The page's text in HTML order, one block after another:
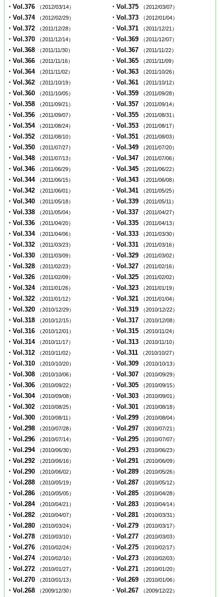
・Vol.376 （2012/03/14） ・Vol.375 （2012/03/07）
・Vol.374 （2012/02/29） ・Vol.373 （2012/01/04）
・Vol.372 （2011/12/28） ・Vol.371 （2011/12/21）
・Vol.370 （2011/12/14） ・Vol.369 （2011/12/07）
・Vol.368 （2011/11/30） ・Vol.367 （2011/11/22）
・Vol.366 （2011/11/16） ・Vol.365 （2011/11/09）
・Vol.364 （2011/11/02） ・Vol.363 （2011/10/26）
・Vol.362 （2011/10/19） ・Vol.361 （2011/10/12）
・Vol.360 （2011/10/05） ・Vol.359 （2011/09/28）
・Vol.358 （2011/09/21） ・Vol.357 （2011/09/14）
・Vol.356 （2011/09/07） ・Vol.355 （2011/08/31）
・Vol.354 （2011/08/24） ・Vol.353 （2011/08/17）
・Vol.352 （2011/08/10） ・Vol.351 （2011/08/03）
・Vol.350 （2011/07/27） ・Vol.349 （2011/07/20）
・Vol.348 （2011/07/13） ・Vol.347 （2011/07/06）
・Vol.346 （2011/06/29） ・Vol.345 （2011/06/22）
・Vol.344 （2011/06/15） ・Vol.343 （2011/06/08）
・Vol.342 （2011/06/01） ・Vol.341 （2011/05/25）
・Vol.340 （2011/05/18） ・Vol.339 （2011/05/11）
・Vol.338 （2011/05/04） ・Vol.337 （2011/04/27）
・Vol.336 （2011/04/20） ・Vol.335 （2011/04/13）
・Vol.334 （2011/04/06） ・Vol.333 （2011/03/30）
・Vol.332 （2011/03/23） ・Vol.331 （2011/03/16）
・Vol.330 （2011/03/09） ・Vol.329 （2011/03/02）
・Vol.328 （2011/02/23） ・Vol.327 （2011/02/16）
・Vol.326 （2011/02/09） ・Vol.325 （2011/02/02）
・Vol.324 （2011/01/26） ・Vol.323 （2011/01/19）
・Vol.322 （2011/01/12） ・Vol.321 （2011/01/04）
・Vol.320 （2010/12/29） ・Vol.319 （2010/12/22）
・Vol.318 （2010/12/15） ・Vol.317 （2010/12/08）
・Vol.316 （2010/12/01） ・Vol.315 （2010/11/24）
・Vol.314 （2010/11/17） ・Vol.313 （2010/11/10）
・Vol.312 （2010/11/02） ・Vol.311 （2010/10/27）
・Vol.310 （2010/10/20） ・Vol.309 （2010/10/13）
・Vol.308 （2010/10/06） ・Vol.307 （2010/09/29）
・Vol.306 （2010/09/22） ・Vol.305 （2010/09/15）
・Vol.304 （2010/09/08） ・Vol.303 （2010/09/01）
・Vol.302 （2010/08/25） ・Vol.301 （2010/08/18）
・Vol.300 （2010/08/11） ・Vol.299 （2010/08/04）
・Vol.298 （2010/07/28） ・Vol.297 （2010/07/21）
・Vol.296 （2010/07/14） ・Vol.295 （2010/07/07）
・Vol.294 （2010/06/30） ・Vol.293 （2010/06/23）
・Vol.292 （2010/06/16） ・Vol.291 （2010/06/09）
・Vol.290 （2010/06/02） ・Vol.289 （2010/05/26）
・Vol.288 （2010/05/19） ・Vol.287 （2010/05/12）
・Vol.286 （2010/05/05） ・Vol.285 （2010/04/28）
・Vol.284 （2010/04/21） ・Vol.283 （2010/04/14）
・Vol.282 （2010/04/07） ・Vol.281 （2010/03/31）
・Vol.280 （2010/03/24） ・Vol.279 （2010/03/17）
・Vol.278 （2010/03/10） ・Vol.277 （2010/03/03）
・Vol.276 （2010/02/24） ・Vol.275 （2010/02/17）
・Vol.274 （2010/02/10） ・Vol.273 （2010/02/03）
・Vol.272 （2010/01/27） ・Vol.271 （2010/01/20）
・Vol.270 （2010/01/13） ・Vol.269 （2010/01/06）
・Vol.268 （2009/12/30） ・Vol.267 （2009/12/22）